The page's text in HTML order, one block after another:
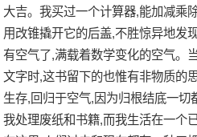
大吉。我买过一个计算器,能加减乘
用改锥撬开它的后盖,不胜惊异地发
有空气了,满载着数学变化的空气。
文字时,这书留下的也惟有非物质的
生存,回归于空气,因为归根结底一
我处理废纸和书籍,而我生活在一个